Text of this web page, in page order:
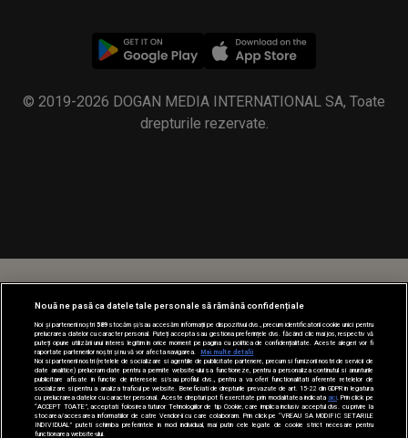
© 2019-2026 DOGAN MEDIA INTERNATIONAL SA, Toate
drepturile rezervate.
Nouă ne pasă ca datele tale personale să rămână confidențiale
Noi și partenerii noștri589stocăm și/sau accesăm informații pe dispozitivul dvs., precum identificatorii cookie unici pentru
prelucrarea datelor cu caracter personal. Puteți accepta sau gestiona preferințele dvs. făcând clic mai jos, respectiv vă
puteți opune utilizării unui interes legitim în orice moment pe pagina cu politica de confidențialitate. Aceste alegeri vor fi
raportate partenerilor noștri și nu vă vor afecta navigarea.
Mai multe detalii
Noi si partenerii nostri (retelele de socializare si agentiile de publicitate partenere, precum si furnizorii nostri de servicii de
date analitice) prelucram date pentru a permite website-ului sa functioneze, pentru a personaliza continutul si anunturile
publicitare afisate in functie de interesele si/sau profilul dvs., pentru a va oferi functionalitati aferente retelelor de
socializare si pentru a analiza traficul pe website. Beneficiati de drepturile prevazute de art. 15-22 din GDPR in legatura
cu prelucrarea datelor cu caracter personal. Aceste drepturi pot fi exercitate prin modalitatea indicataaici . Prin click pe
“ACCEPT TOATE”, acceptati folosirea tuturor Tehnologiilor de tip Cookie, care implica inclusiv acceptul dvs. cu privire la
stocarea/accesarea informatiilor de catre Vendor-ii cu care colaboram. Prin click pe “VREAU SA MODIFIC SETARILE
INDIVIDUAL” puteti schimba preferintele in mod individual, mai putin cele legate de cookie strict necesare pentru
functionarea website-ului.